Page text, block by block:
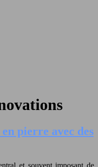
pierre avec des
et souvent imposant de